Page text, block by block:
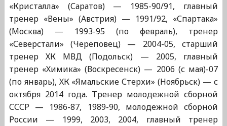
«Кристалла» (Саратов) — 1985-90/91, главный
тренер «Вены» (Австрия) — 1991/92, «Спартака»
(Москва) — 1993-95 (по февраль), тренер
«Северстали» (Череповец) — 2004-05, старший
тренер ХК МВД (Подольск) — 2005, главный
тренер «Химика» (Воскресенск) — 2006 (с мая)-07
(по январь), ХК «Ямальские Стерхи» (Ноябрьск) — с
октября 2014 года. Тренер молодежной сборной
СССР — 1986-87, 1989-90, молодежной сборной
России — 1999, 2003, 2004, главный тренер